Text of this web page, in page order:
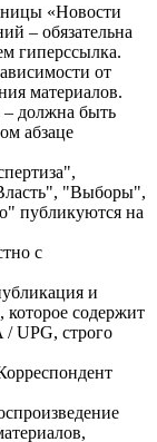
«Новости
– обязательна
гиперссылка.
от
материалов.
– должна быть
абзаце
"Выборы",
публикуются на
с
и
которое содержит
UPG, строго